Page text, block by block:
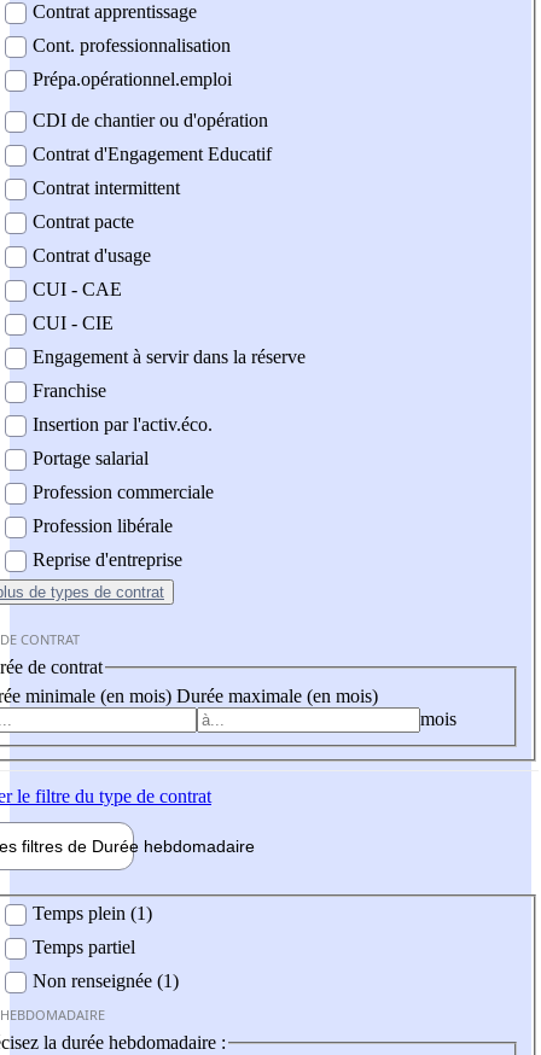
Contrat apprentissage
Cont. professionnalisation
Prépa.opérationnel.emploi
CDI de chantier ou d'opération
Contrat d'Engagement Educatif
Contrat intermittent
Contrat pacte
Contrat d'usage
CUI - CAE
CUI - CIE
Engagement à servir dans la réserve
Franchise
Insertion par l'activ.éco.
Portage salarial
Profession commerciale
Profession libérale
Reprise d'entreprise
de types de contrat
CONTRAT
de contrat
minimale (en mois) Durée maximale (en mois)
mois
le filtre du type de contrat
filtres de Durée hebdomadaire
Temps plein (1)
Temps partiel
Non renseignée (1)
la durée hebdomadaire :